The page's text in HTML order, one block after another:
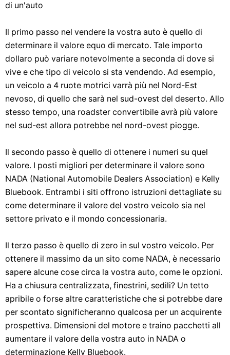
di un'auto
Il primo passo nel vendere la vostra auto è quello di
determinare il valore equo di mercato. Tale importo
dollaro può variare notevolmente a seconda di dove si
vive e che tipo di veicolo si sta vendendo. Ad esempio,
un veicolo a 4 ruote motrici varrà più nel Nord-Est
nevoso, di quello che sarà nel sud-ovest del deserto. Allo
stesso tempo, una roadster convertibile avrà più valore
nel sud-est allora potrebbe nel nord-ovest piogge.
Il secondo passo è quello di ottenere i numeri su quel
valore. I posti migliori per determinare il valore sono
NADA (National Automobile Dealers Association) e Kelly
Bluebook. Entrambi i siti offrono istruzioni dettagliate su
come determinare il valore del vostro veicolo sia nel
settore privato e il mondo concessionaria.
Il terzo passo è quello di zero in sul vostro veicolo. Per
ottenere il massimo da un sito come NADA, è necessario
sapere alcune cose circa la vostra auto, come le opzioni.
Ha a chiusura centralizzata, finestrini, sedili? Un tetto
apribile o forse altre caratteristiche che si potrebbe dare
per scontato significheranno qualcosa per un acquirente
prospettiva. Dimensioni del motore e traino pacchetti all
aumentare il valore della vostra auto in NADA o
determinazione Kelly Bluebook.